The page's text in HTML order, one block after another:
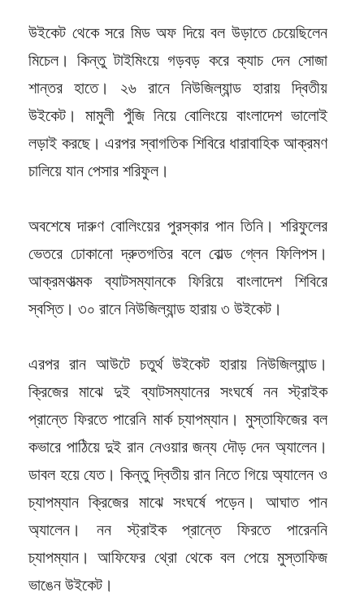
উইকেট থেকে সরে মিড অফ দিয়ে বল উড়াতে চেয়েছিলেন
মিচেল। কিন্তু টাইমিংয়ে গড়বড় করে ক্যাচ দেন সোজা
শান্তর হাতে। ২৬ রানে নিউজিল্যান্ড হারায় দ্বিতীয়
উইকেট। মামুলী পুঁজি নিয়ে বোলিংয়ে বাংলাদেশ ভালোই
লড়াই করছে। এরপর স্বাগতিক শিবিরে ধারাবাহিক আক্রমণ
চালিয়ে যান পেসার শরিফুল।
অবশেষে দারুণ বোলিংয়ের পুরস্কার পান তিনি। শরিফুলের
ভেতরে ঢোকানো দ্রুতগতির বলে বোল্ড গ্লেন ফিলিপস।
আক্রমণাত্মক ব্যাটসম্যানকে ফিরিয়ে বাংলাদেশ শিবিরে
স্বস্তি। ৩০ রানে নিউজিল্যান্ড হারায় ৩ উইকেট।
এরপর রান আউটে চতুর্থ উইকেট হারায় নিউজিল্যান্ড।
ক্রিজের মাঝে দুই ব্যাটসম্যানের সংঘর্ষে নন স্ট্রাইক
প্রান্তে ফিরতে পারেনি মার্ক চ্যাপম্যান। মুস্তাফিজের বল
কভারে পাঠিয়ে দুই রান নেওয়ার জন্য দৌড় দেন অ্যালেন।
ডাবল হয়ে যেত। কিন্তু দ্বিতীয় রান নিতে গিয়ে অ্যালেন ও
চ্যাপম্যান ক্রিজের মাঝে সংঘর্ষে পড়েন। আঘাত পান
অ্যালেন। নন স্ট্রাইক প্রান্তে ফিরতে পারেননি
চ্যাপম্যান। আফিফের থ্রো থেকে বল পেয়ে মুস্তাফিজ
ভাঙেন উইকেট।